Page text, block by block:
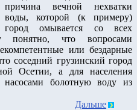
причина вечной нехватки
воды, которой (к примеру)
город омывается со всех
понятно, что вопросами
или бездарные
соседний грузинский город
Осетии, а для населения
болотную воду из
Дальше